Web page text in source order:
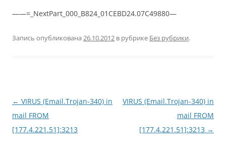
——=_NextPart_000_B824_01CEBD24.07C49880—
Запись опубликована 26.10.2012 в рубрике Без рубрики.
Навигация
по
записям
← VIRUS (Email.Trojan-340) in
mail FROM
[177.4.221.51]:3213
VIRUS (Email.Trojan-340) in
mail FROM
[177.4.221.51]:3213 →